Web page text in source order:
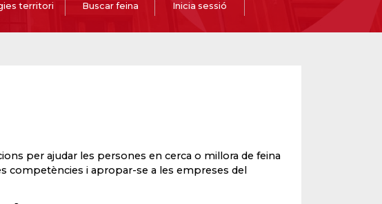
territori Buscar feina Inicia sessió
per ajudar les persones en cerca o millora de feina
competències i apropar-se a les empreses del